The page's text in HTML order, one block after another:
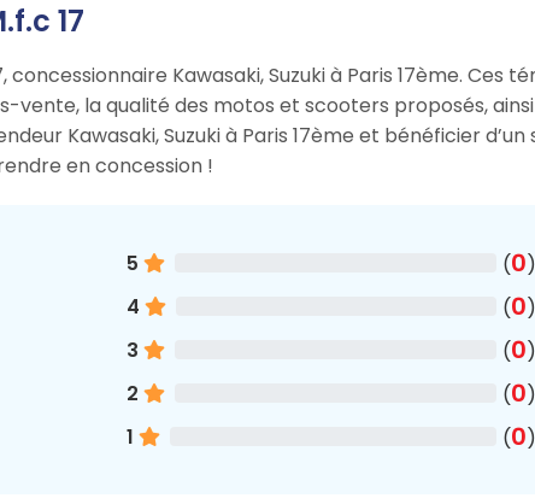
17
concessionnaire Kawasaki, Suzuki à Paris 17ème.
la qualité des motos et scooters proposés, ainsi
Kawasaki, Suzuki à Paris 17ème et bénéficier
en concession !
5 (0)
4
(0)
3
(0)
2
(0)
1
(0)